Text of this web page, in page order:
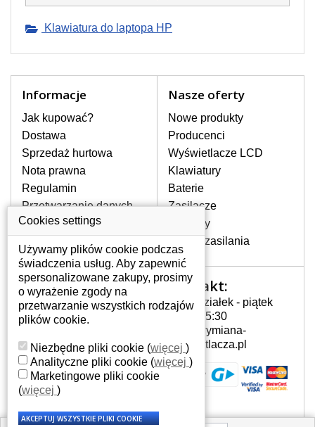
swojej pozycji? Kup nową klawiaturę,
Oferujemy oryginalne klawiatury w
stronie internetowej ją znajdziesz za
pomocy wyszukiwarki. Wystarczy znać
model laptopa. Przy każdej klawiaturze
nie może brakować szczególowe zdjęcie
do aktualnego stanu naszego magazynu.
W JAKI SPOSÓB MOŻE SIĘ
PRZEJAWIAĆ USTERKA
Częstymi objawami są pomijanie liter
czy wyświetlanie innych liter oraz
dublowanie tych samych znaków. W
przypadku podlicia klawisze nie
powrócą do pierwotnej pozycji. Albo
też uszkodzenie mechaniczne, np.
JAK TO DZIAŁA?
Klawiatura składa się z kilku
warstw folii, z których przewodzą
przewodzące warstwy.
Klawiatura do laptopa HP
Informacje
Jak kupować?
Dostawa
Sprzedaż hurtowa
Nota prawna
Regulamin
Przetwarzanie danych
osobowych
Gdzie nas znajdziesz
Nasze oferty
Nowe produkty
Producenci
Wyświetlacze LCD
Klawiatury
Baterie
Zasilacze
Zawiasy
Złącza zasilania
Twoje konto
Twoje konto
Dane osobowe
Adresy
Historia zamówień
Kontakt:
Poniedziałek - piątek
7:00 - 15:30
info@wymiana-
wyswietlacza.pl
Cookies settings
Używamy plików cookie podczas
świadczenia usług. Aby zapewnić
spersonalizowane zakupy, prosimy
o wyrażenie zgody na
przetwarzanie wszystkich rodzajów
plików cookie.
Niezbędne pliki cookie (więcej )
Analityczne pliki cookie (więcej )
Marketingowe pliki cookie
(więcej )